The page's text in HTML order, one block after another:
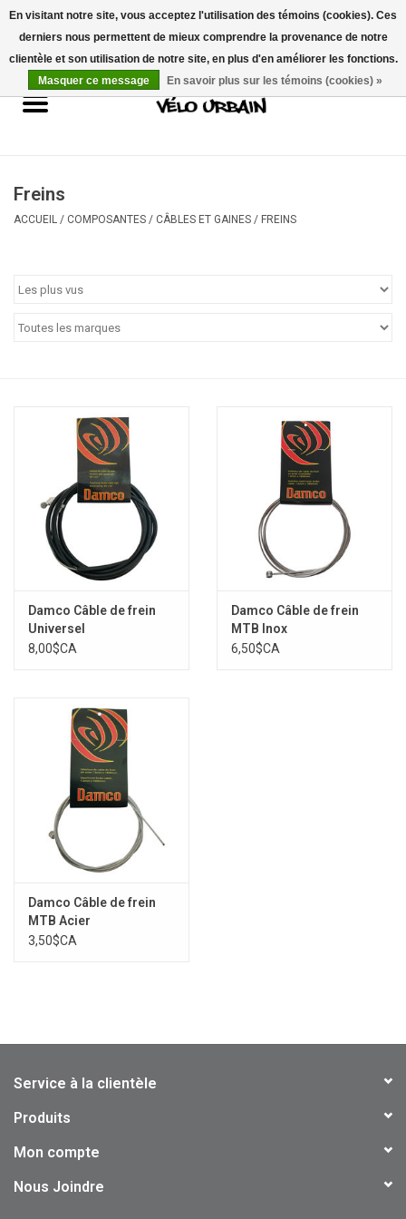
USD/CAD 0 Articles - 0,00$CA
Vélos neufs
Mécanique
Idées Cadeaux
Freins
ACCUEIL / COMPOSANTES / CÂBLES ET GAINES / FREINS
Damco Câble de frein
Universel
8,00$CA
Damco Câble de frein
MTB Inox
6,50$CA
Damco Câble de frein
MTB Acier
3,50$CA
Service à la clientèle
Produits
Mon compte
Nous Joindre
En visitant notre site, vous acceptez l'utilisation des témoins (cookies). Ces
derniers nous permettent de mieux comprendre la provenance de notre
clientèle et son utilisation de notre site, en plus d'en améliorer les fonctions.
Masquer ce message
En savoir plus sur les témoins (cookies) »